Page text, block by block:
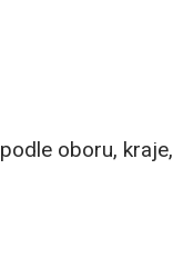
oboru, kraje,